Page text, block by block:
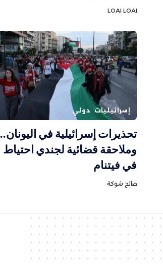
LOAI LOAI
إسرائيليات دولي
تحذيرات إسرائيلية في اليونان..
وملاحقة قضائية لجندي احتياط
في فيتنام
صالح شوكة